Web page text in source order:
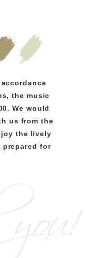
the music
We would
us from the
the lively
prepared for